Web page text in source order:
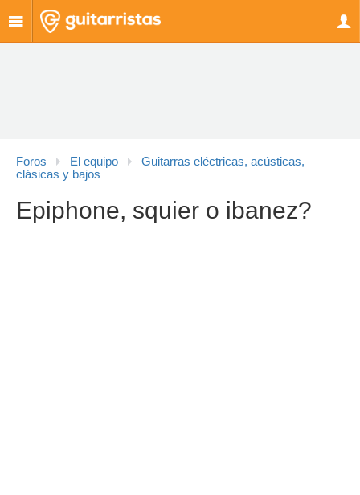
Foros El equipo
Guitarras eléctricas, acústicas,
clásicas y bajos
Epiphone, squier o ibanez?